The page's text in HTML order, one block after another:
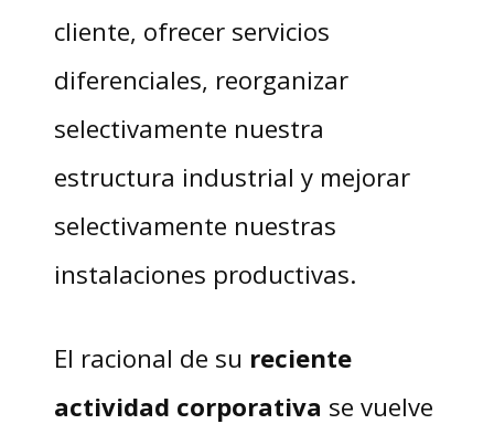
cliente, ofrecer servicios
diferenciales, reorganizar
selectivamente nuestra
estructura industrial y mejorar
selectivamente nuestras
instalaciones productivas.
El racional de su reciente
actividad corporativa se vuelve